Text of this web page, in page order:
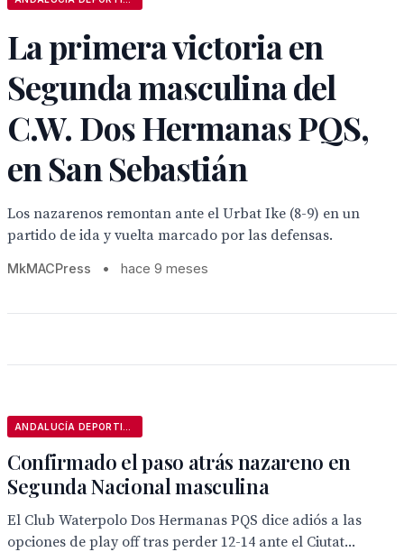
La primera victoria en
Segunda masculina del
C.W. Dos Hermanas PQS,
en San Sebastián
Los nazarenos remontan ante el Urbat Ike (8-9) en un
partido de ida y vuelta marcado por las defensas.
MkMACPress • hace 9 meses
Confirmado el paso atrás nazareno en
Segunda Nacional masculina
El Club Waterpolo Dos Hermanas PQS dice adiós a las
opciones de play off tras perder 12-14 ante el Ciutat...